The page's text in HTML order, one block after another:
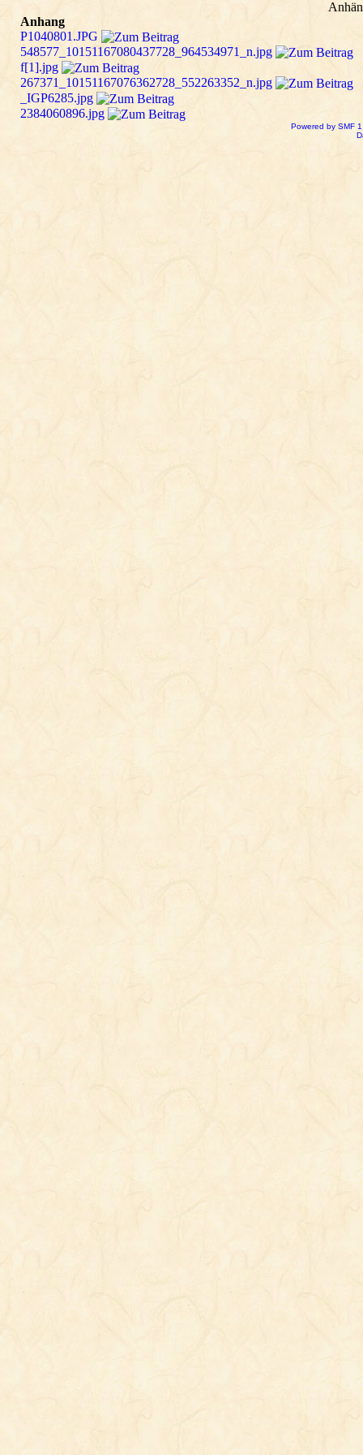
Anhang
P1040801.JPG
548577_10151167080437728_964534971_n.jpg
f[1].jpg
267371_10151167076362728_552263352_n.jpg
_IGP6285.jpg
2384060896.jpg
Powered by SMF